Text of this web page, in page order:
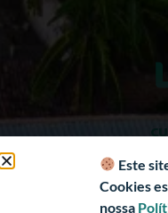
Este
Cookies
nossa